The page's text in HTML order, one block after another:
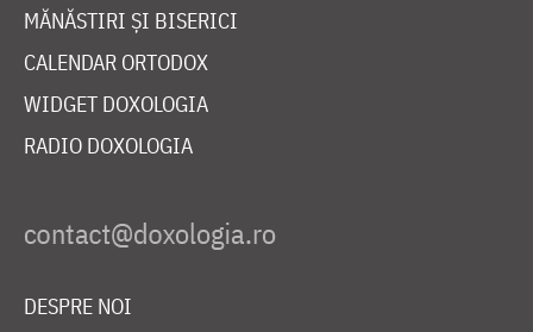
MĂNĂSTIRI ȘI BISERICI
CALENDAR ORTODOX
WIDGET DOXOLOGIA
RADIO DOXOLOGIA
DESPRE NOI